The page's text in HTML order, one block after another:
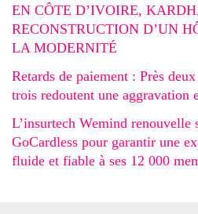
EN CÔTE D’IVOIRE,
RECONSTRUCTION D’UN
LA MODERNITÉ
Retards de paiement : Près
trois redoutent une aggravation
L’insurtech Wemind renouvelle
GoCardless pour garantir une
fluide et fiable à ses 12 000